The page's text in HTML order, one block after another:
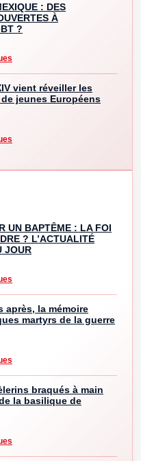
: DES
À
?
vient réveiller les
jeunes Européens
UN BAPTÊME : LA FOI
? L’ACTUALITÉ
JOUR
après, la mémoire
martyrs de la guerre
braqués à main
la basilique de